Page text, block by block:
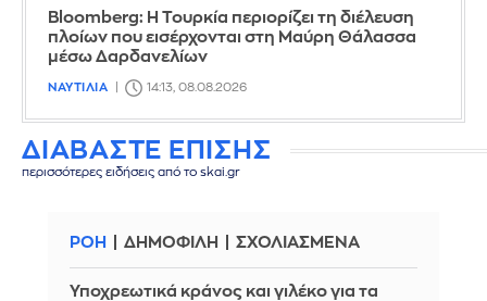
Bloomberg: Η Τουρκία περιορίζει τη διέλευση
πλοίων που εισέρχονται στη Μαύρη Θάλασσα
μέσω Δαρδανελίων
ΝΑΥΤΙΛΙΑ 14:13, 08.08.2026
ΔΙΑΒΑΣΤΕ ΕΠΙΣΗΣ
περισσότερες ειδήσεις από το skai.gr
ΡΟΗ ΔΗΜΟΦΙΛΗ ΣΧΟΛΙΑΣΜΕΝΑ
Υποχρεωτικά κράνος και γιλέκο για τα